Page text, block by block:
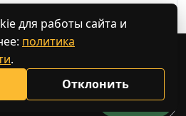
для работы сайта и
политика
.
Отклонить